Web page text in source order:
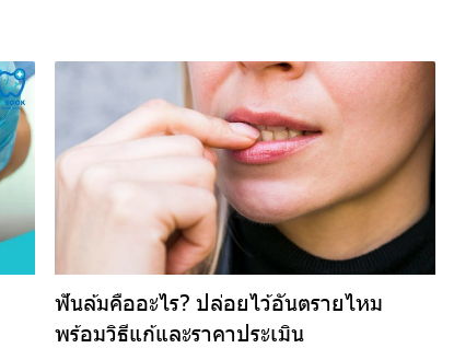
ฟันล้มคืออะไร? ปล่อยไว้อันตรายไหม
พร้อมวิธีแก้และราคาประเมิน